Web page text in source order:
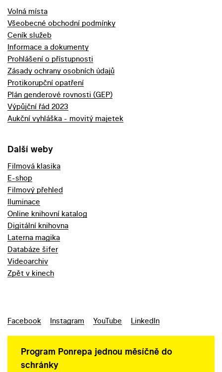
Volná místa
Všeobecné obchodní podmínky
Ceník služeb
Informace a dokumenty
Prohlášení o přístupnosti
Zásady ochrany osobních údajů
Protikorupční opatření
Plán genderové rovnosti (GEP)
Výpůjční řád 2023
Aukční vyhláška - movitý majetek
Další weby
Filmová klasika
E-shop
Filmový přehled
Iluminace
Online knihovní katalog
Digitální knihovna
Laterna magika
Databáze šifer
Videoarchiv
Zpět v kinech
Facebook Instagram YouTube LinkedIn
Program Ponrepa jednou měsíčně do
schránky